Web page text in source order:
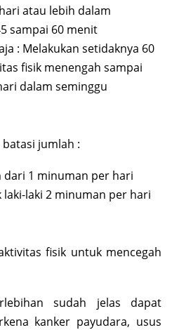
atau lebih dalam
sampai 60 menit
: Melakukan setidaknya 60
fisik menengah sampai
dalam seminggu
jumlah :
dari 1 minuman per hari
laki 2 minuman per hari
fisik untuk mencegah
sudah jelas dapat
kanker payudara, usus